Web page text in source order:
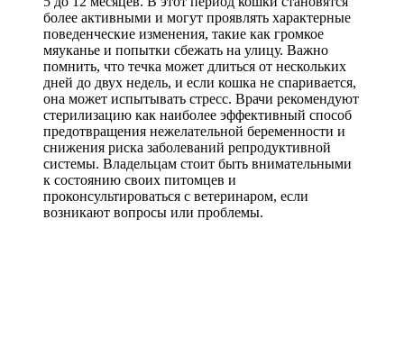
более активными и могут проявлять характерные
поведенческие изменения, такие как громкое
мяуканье и попытки сбежать на улицу. Важно
помнить, что течка может длиться от нескольких
дней до двух недель, и если кошка не спаривается,
она может испытывать стресс. Врачи рекомендуют
стерилизацию как наиболее эффективный способ
предотвращения нежелательной беременности и
снижения риска заболеваний репродуктивной
системы. Владельцам стоит быть внимательными
к состоянию своих питомцев и
проконсультироваться с ветеринаром, если
возникают вопросы или проблемы.